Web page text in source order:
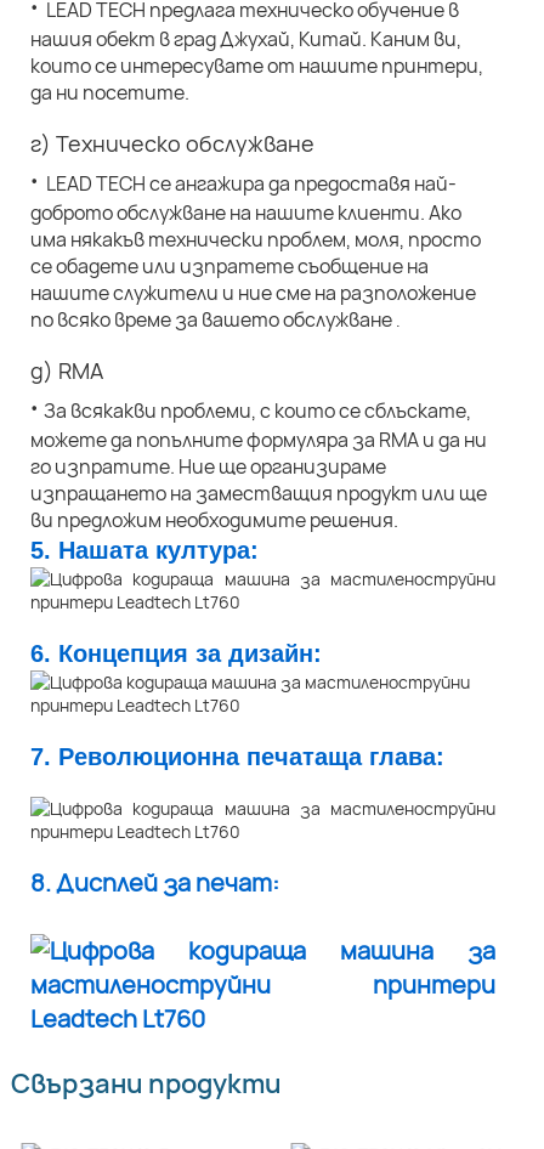
LEAD TECH предлага техническо обучение в
нашия обект в град Джухай, Китай. Каним ви,
които се интересувате от нашите принтери,
да ни посетите.
г) Техническо обслужване
· LEAD TECH се ангажира да предоставя най-
доброто обслужване на нашите клиенти. Ако
има някакъв технически проблем, моля, просто
се обадете или изпратете съобщение на
нашите служители и ние сме на разположение
по всяко време за вашето обслужване .
д) RMA
· За всякакви проблеми, с които се сблъскате,
можете да попълните формуляра за RMA и да ни
го изпратите. Ние ще организираме
изпращането на заместващия продукт или ще
ви предложим необходимите решения.
5. Нашата култура:
6. Концепция за дизайн:
7. Революционна печатаща глава:
8. Дисплей за печат:
Свързани продукти